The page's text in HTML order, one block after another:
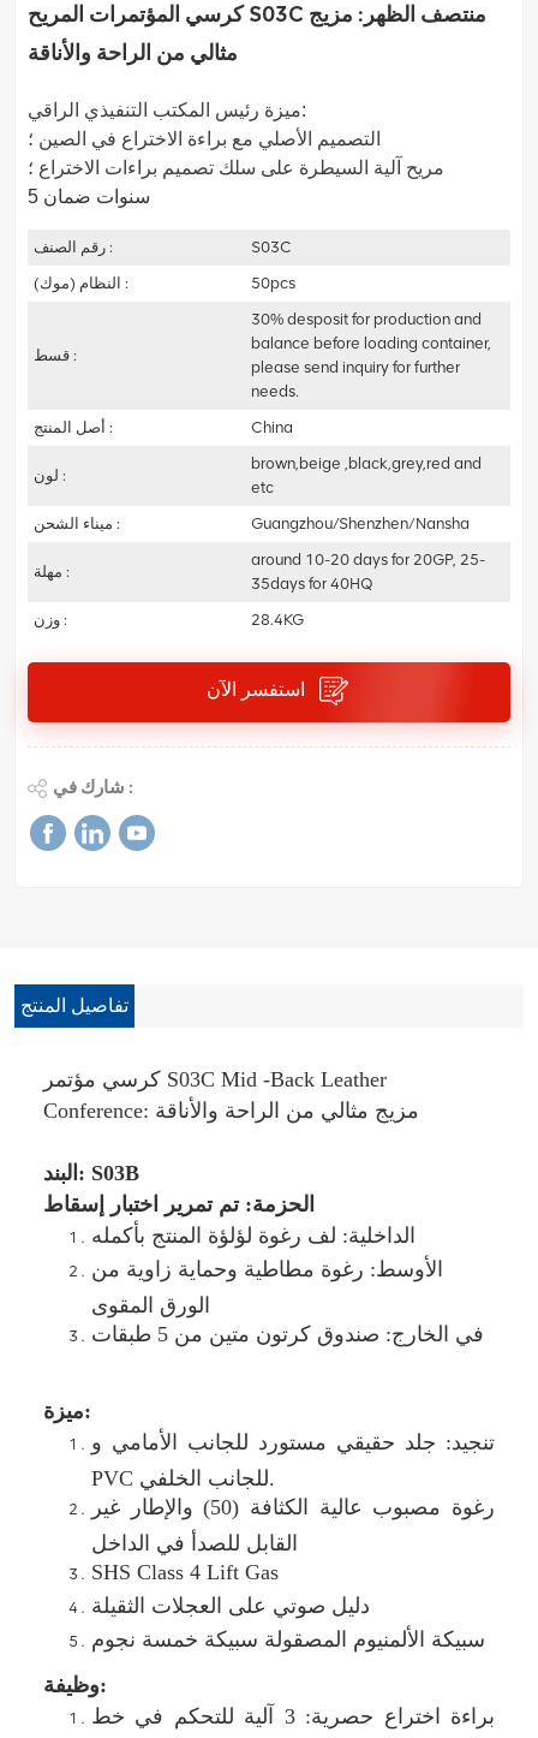
كرسي المؤتمرات المريح S03C منتصف الظهر: مزيج
مثالي من الراحة والأناقة
ميزة رئيس المكتب التنفيذي الراقي:
التصميم الأصلي مع براءة الاختراع في الصين ؛
مريح آلية السيطرة على سلك تصميم براءات الاختراع ؛
5 سنوات ضمان
رقم الصنف :
S03C
النظام (موك) :
50pcs
قسط :
30% desposit for production and
balance before loading container,
please send inquiry for further
needs.
أصل المنتج :
China
لون :
brown,beige ,black,grey,red and
etc
ميناء الشحن :
Guangzhou/Shenzhen/Nansha
مهلة :
around 10-20 days for 20GP, 25-
35days for 40HQ
وزن :
28.4KG
شارك في :
تفاصيل المنتج
كرسي مؤتمر S03C Mid -Back Leather
Conference: مزيج مثالي من الراحة والأناقة
البند: S03B
الحزمة: تم تمرير اختبار إسقاط
الداخلية: لف رغوة لؤلؤة المنتج بأكمله
الأوسط: رغوة مطاطية وحماية زاوية من
الورق المقوى
في الخارج: صندوق كرتون متين من 5 طبقات
ميزة:
تنجيد: جلد حقيقي مستورد للجانب الأمامي و
رغوة مصبوب عالية الكثافة (50) والإطار غير
القابل للصدأ في الداخل
SHS Class 4 Lift Gas
دليل صوتي على العجلات الثقيلة
سبيكة الألمنيوم المصقولة سبيكة خمسة نجوم
وظيفة:
براءة اختراع حصرية: 3 آلية للتحكم في خط